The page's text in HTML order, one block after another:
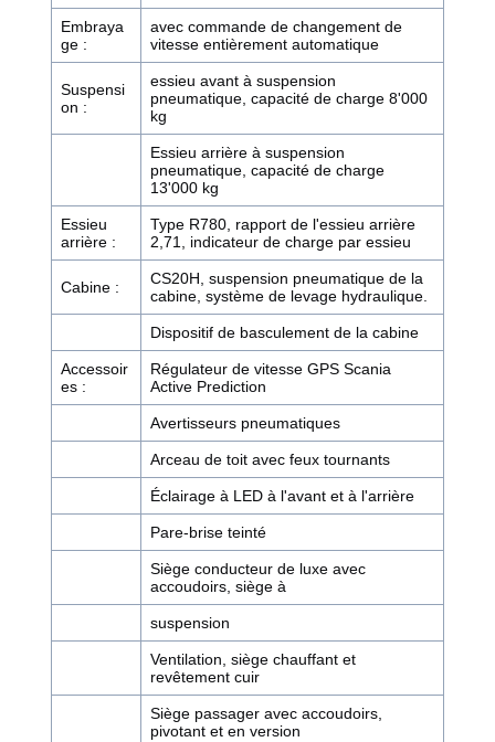
Embraya
ge :
avec commande de changement de
vitesse entièrement automatique
Suspensi
on :
essieu avant à suspension
pneumatique, capacité de charge 8'000
kg
Essieu arrière à suspension
pneumatique, capacité de charge
13'000 kg
Essieu
arrière :
Type R780, rapport de l'essieu arrière
2,71, indicateur de charge par essieu
Cabine :
CS20H, suspension pneumatique de la
cabine, système de levage hydraulique.
Dispositif de basculement de la cabine
Accessoir
es :
Régulateur de vitesse GPS Scania
Active Prediction
Avertisseurs pneumatiques
Arceau de toit avec feux tournants
Éclairage à LED à l'avant et à l'arrière
Pare-brise teinté
Siège conducteur de luxe avec
accoudoirs, siège à
suspension
Ventilation, siège chauffant et
revêtement cuir
Siège passager avec accoudoirs,
pivotant et en version